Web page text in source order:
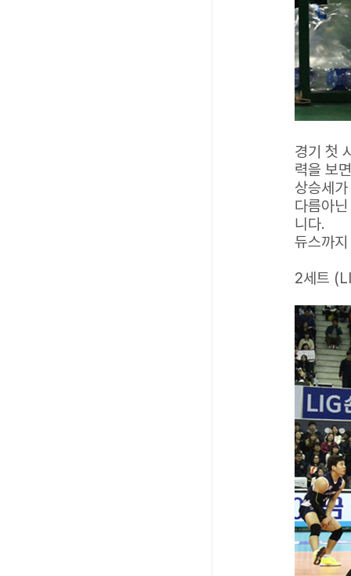
경기 첫
력을 보
상승세
다름아
니다.
듀스까
2세트